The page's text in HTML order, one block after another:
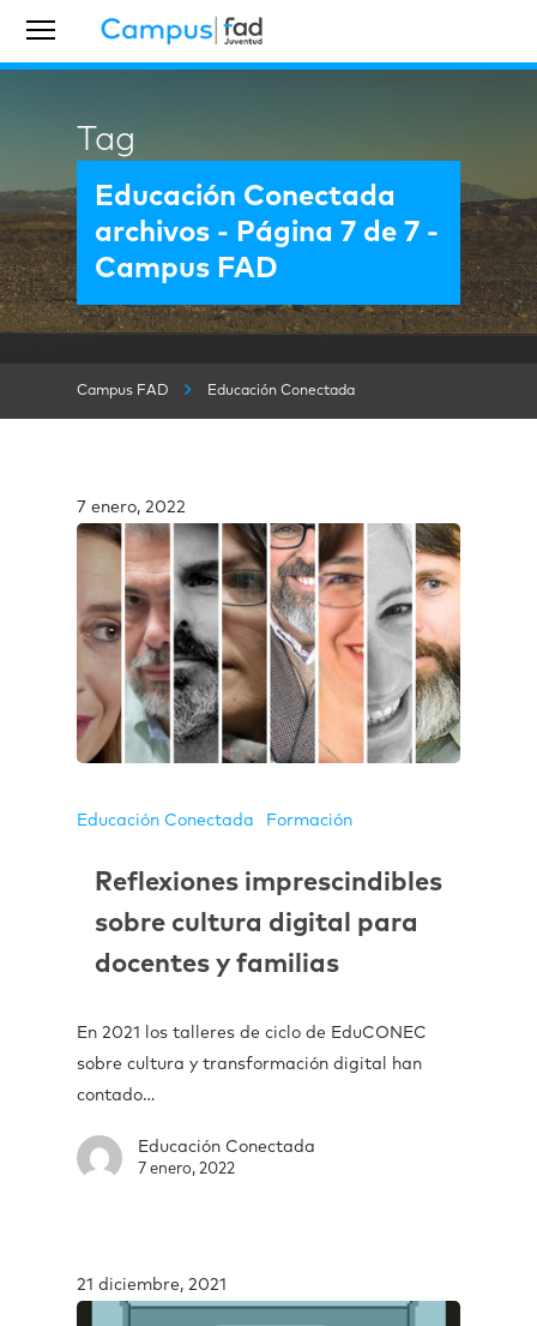
Tag
Educación Conectada
archivos - Página 7 de 7 -
Campus FAD
Campus FAD Educación Conectada
7 enero, 2022
Educación Conectada Formación
Reflexiones imprescindibles
sobre cultura digital para
docentes y familias
En 2021 los talleres de ciclo de EduCONEC
sobre cultura y transformación digital han
contado…
Educación Conectada
7 enero, 2022
21 diciembre, 2021